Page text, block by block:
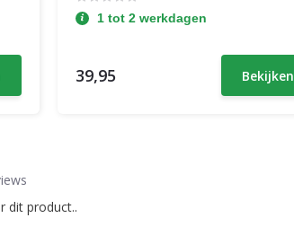
1 tot 2 werkdagen
39,95 Bekijken
dit product..